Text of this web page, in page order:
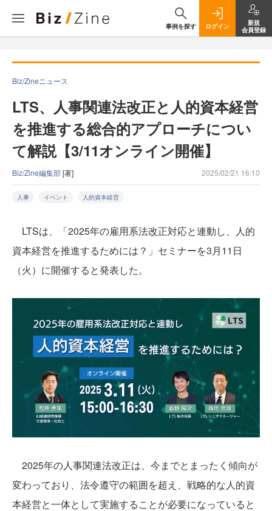
事例を探す ログイン
新規
会員登録
Biz/Zineニュース
LTS、人事関連法改正と人的資本経営
を推進する総合的アプローチについ
て解説【3/11オンライン開催】
Biz/Zine編集部[著] 2025/02/21 16:10
人事 イベント 人的資本経営
LTSは、「2025年の雇用系法改正対応と連動し、人的
資本経営を推進するためには？」セミナーを3月11日
（火）に開催すると発表した。
2025年の人事関連法改正は、今までとまったく傾向が
変わっており、法令遵守の範囲を超え、戦略的な人的資
本経営と一体として実施することが必要になっていると